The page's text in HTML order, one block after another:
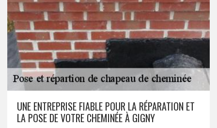
UNE ENTREPRISE FIABLE POUR LA RÉPARATION ET
LA POSE DE VOTRE CHEMINÉE À GIGNY